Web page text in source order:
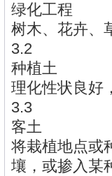
绿化工程
树木、花卉、
3.2
种植土
理化性状良好
3.3
客土
将栽植地点或
壤，或掺入某